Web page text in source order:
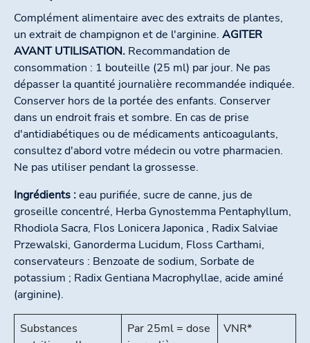
Complément alimentaire avec des extraits de plantes,
un extrait de champignon et de l'arginine. AGITER
AVANT UTILISATION. Recommandation de
consommation : 1 bouteille (25 ml) par jour. Ne pas
dépasser la quantité journalière recommandée indiquée.
Conserver hors de la portée des enfants. Conserver
dans un endroit frais et sombre. En cas de prise
d'antidiabétiques ou de médicaments anticoagulants,
consultez d'abord votre médecin ou votre pharmacien.
Ne pas utiliser pendant la grossesse.
Ingrédients :eau purifiée, sucre de canne, jus de
groseille concentré, Herba Gynostemma Pentaphyllum,
Rhodiola Sacra, Flos Lonicera Japonica , Radix Salviae
Przewalski, Ganorderma Lucidum, Floss Carthami,
conservateurs : Benzoate de sodium, Sorbate de
potassium ; Radix Gentiana Macrophyllae, acide aminé
(arginine).
Substances
Par 25ml = dose
VNR*